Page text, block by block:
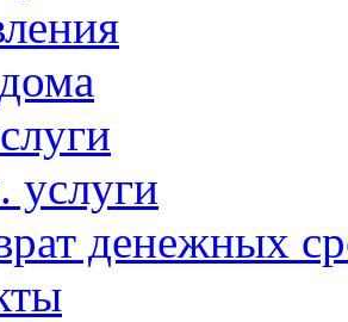
услуги
денежных